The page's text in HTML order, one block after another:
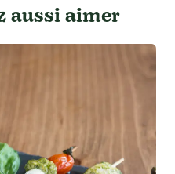
aussi aimer